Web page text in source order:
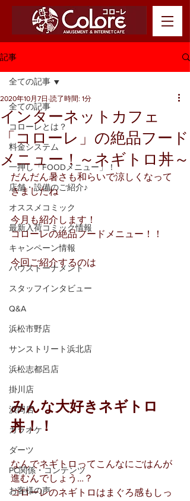
記事
全ての記事
コローレとは？
料金システム
一押し「FOODメニュー」！
店舗・設備のご紹介♪
オススメコミック
最新入荷コミック情報
キャンペーン情報
ハウストーナメント
スタッフインタビュー
Q&A
浜松市野店
サンストリート浜北店
浜松志都呂店
掛川店
浜岡店
カラオケ
ダーツ
PC関係・コンテンツ
お客様の声
全ての記事
インターネットカフェ
「コローレ」の絶品フード
メニュー！～ネギトロ丼～
2020年10月7日 読了時間: 1分
だんだん暑さも和らいで涼しくなって
きましたね
今月も紹介します！
コローレの絶品フードメニュー！！
今回ご紹介するのは
みんな大好きネギトロ
丼！！
なんでネギトロってこんなにごはんが
進むんでしょう…？
コローレのネギトロはまぐろ感もしっ